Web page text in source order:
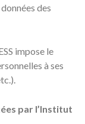
des
impose le
à ses
par l’Institut